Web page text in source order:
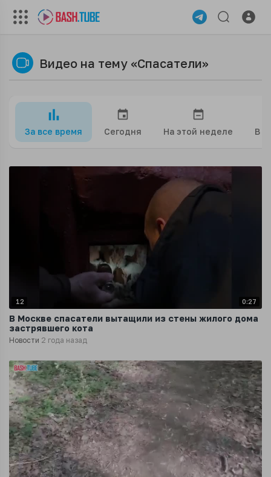
Видео на тему «Спасатели»
За все время Сегодня На этой неделе В
12 0:27
В Москве спасатели вытащили из стены жилого дома
застрявшего кота
Новости 2 года назад